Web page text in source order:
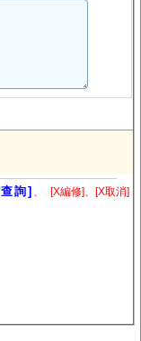
查詢] 、 [X編修]、[X取消]